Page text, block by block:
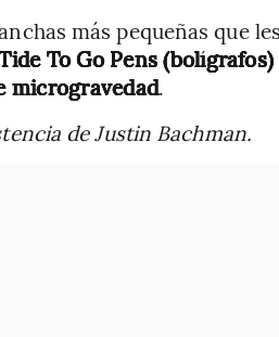
más pequeñas que
To Go Pens
microgravedad.
de Justin Bachman.